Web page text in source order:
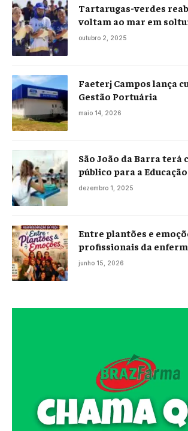
Tartarugas-verdes
voltam ao mar em
Praia Seca
outubro 2, 2025
Faeterj Campos lança
Gestão Portuária
maio 14, 2026
São João da Barra terá
público para a
projeto já está na
dezembro 1, 2025
Entre plantões e
profissionais da
histórias reais ao palco
junho 15, 2026